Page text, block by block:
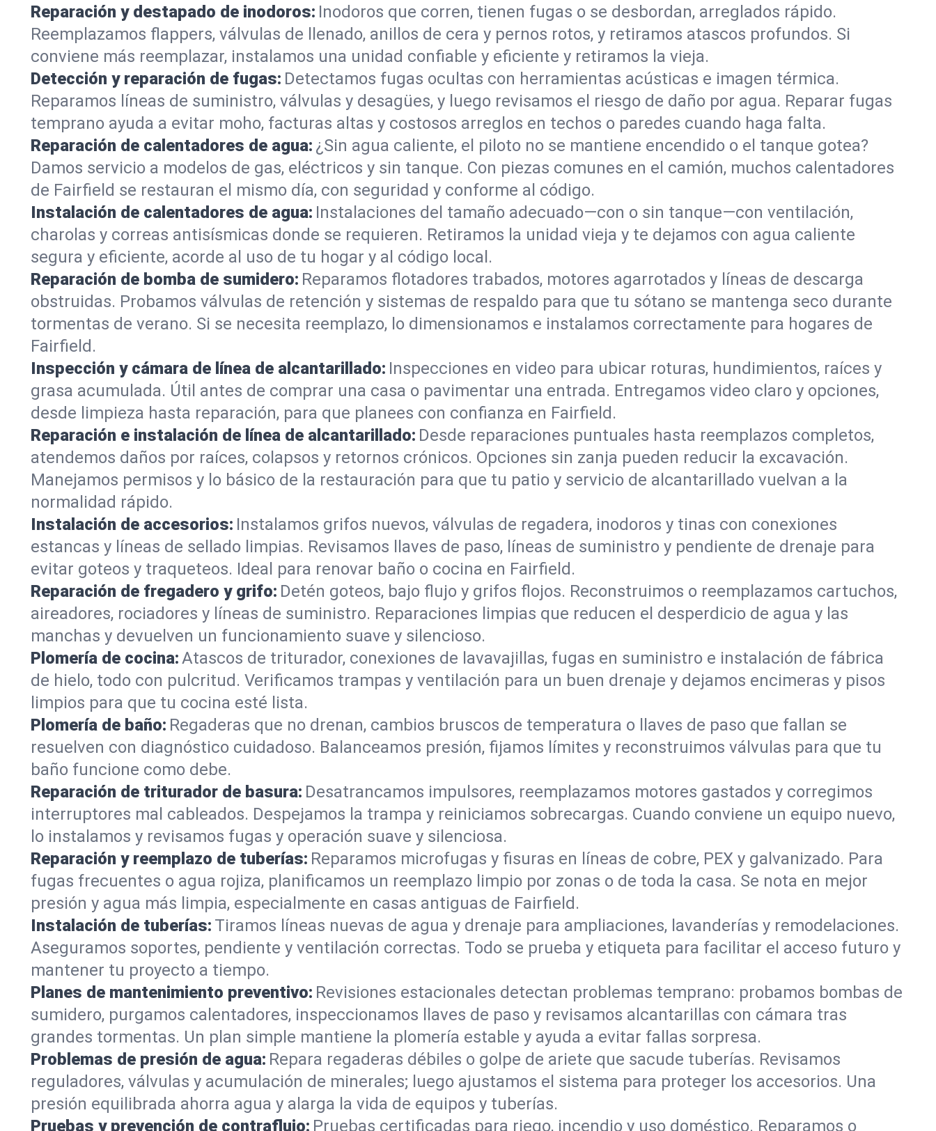
Reparación y destapado de inodoros: Inodoros que corren, tienen fugas o se desbordan, arreglados rápido.
Reemplazamos flappers, válvulas de llenado, anillos de cera y pernos rotos, y retiramos atascos profundos. Si
conviene más reemplazar, instalamos una unidad confiable y eficiente y retiramos la vieja.
Detección y reparación de fugas: Detectamos fugas ocultas con herramientas acústicas e imagen térmica.
Reparamos líneas de suministro, válvulas y desagües, y luego revisamos el riesgo de daño por agua. Reparar fugas
temprano ayuda a evitar moho, facturas altas y costosos arreglos en techos o paredes cuando haga falta.
Reparación de calentadores de agua: ¿Sin agua caliente, el piloto no se mantiene encendido o el tanque gotea?
Damos servicio a modelos de gas, eléctricos y sin tanque. Con piezas comunes en el camión, muchos calentadores
de Fairfield se restauran el mismo día, con seguridad y conforme al código.
Instalación de calentadores de agua: Instalaciones del tamaño adecuado—con o sin tanque—con ventilación,
charolas y correas antisísmicas donde se requieren. Retiramos la unidad vieja y te dejamos con agua caliente
segura y eficiente, acorde al uso de tu hogar y al código local.
Reparación de bomba de sumidero: Reparamos flotadores trabados, motores agarrotados y líneas de descarga
obstruidas. Probamos válvulas de retención y sistemas de respaldo para que tu sótano se mantenga seco durante
tormentas de verano. Si se necesita reemplazo, lo dimensionamos e instalamos correctamente para hogares de
Fairfield.
Inspección y cámara de línea de alcantarillado: Inspecciones en video para ubicar roturas, hundimientos, raíces y
grasa acumulada. Útil antes de comprar una casa o pavimentar una entrada. Entregamos video claro y opciones,
desde limpieza hasta reparación, para que planees con confianza en Fairfield.
Reparación e instalación de línea de alcantarillado: Desde reparaciones puntuales hasta reemplazos completos,
atendemos daños por raíces, colapsos y retornos crónicos. Opciones sin zanja pueden reducir la excavación.
Manejamos permisos y lo básico de la restauración para que tu patio y servicio de alcantarillado vuelvan a la
normalidad rápido.
Instalación de accesorios: Instalamos grifos nuevos, válvulas de regadera, inodoros y tinas con conexiones
estancas y líneas de sellado limpias. Revisamos llaves de paso, líneas de suministro y pendiente de drenaje para
evitar goteos y traqueteos. Ideal para renovar baño o cocina en Fairfield.
Reparación de fregadero y grifo: Detén goteos, bajo flujo y grifos flojos. Reconstruimos o reemplazamos cartuchos,
aireadores, rociadores y líneas de suministro. Reparaciones limpias que reducen el desperdicio de agua y las
manchas y devuelven un funcionamiento suave y silencioso.
Plomería de cocina:Atascos de triturador, conexiones de lavavajillas, fugas en suministro e instalación de fábrica
de hielo, todo con pulcritud. Verificamos trampas y ventilación para un buen drenaje y dejamos encimeras y pisos
limpios para que tu cocina esté lista.
Plomería de baño: Regaderas que no drenan, cambios bruscos de temperatura o llaves de paso que fallan se
resuelven con diagnóstico cuidadoso. Balanceamos presión, fijamos límites y reconstruimos válvulas para que tu
baño funcione como debe.
Reparación de triturador de basura: Desatrancamos impulsores, reemplazamos motores gastados y corregimos
interruptores mal cableados. Despejamos la trampa y reiniciamos sobrecargas. Cuando conviene un equipo nuevo,
lo instalamos y revisamos fugas y operación suave y silenciosa.
Reparación y reemplazo de tuberías: Reparamos microfugas y fisuras en líneas de cobre, PEX y galvanizado. Para
fugas frecuentes o agua rojiza, planificamos un reemplazo limpio por zonas o de toda la casa. Se nota en mejor
presión y agua más limpia, especialmente en casas antiguas de Fairfield.
Instalación de tuberías: Tiramos líneas nuevas de agua y drenaje para ampliaciones, lavanderías y remodelaciones.
Aseguramos soportes, pendiente y ventilación correctas. Todo se prueba y etiqueta para facilitar el acceso futuro y
mantener tu proyecto a tiempo.
Planes de mantenimiento preventivo: Revisiones estacionales detectan problemas temprano: probamos bombas de
sumidero, purgamos calentadores, inspeccionamos llaves de paso y revisamos alcantarillas con cámara tras
grandes tormentas. Un plan simple mantiene la plomería estable y ayuda a evitar fallas sorpresa.
Problemas de presión de agua: Repara regaderas débiles o golpe de ariete que sacude tuberías. Revisamos
reguladores, válvulas y acumulación de minerales; luego ajustamos el sistema para proteger los accesorios. Una
presión equilibrada ahorra agua y alarga la vida de equipos y tuberías.
Pruebas y prevención de contraflujo: Pruebas certificadas para riego, incendio y uso doméstico. Reparamos o